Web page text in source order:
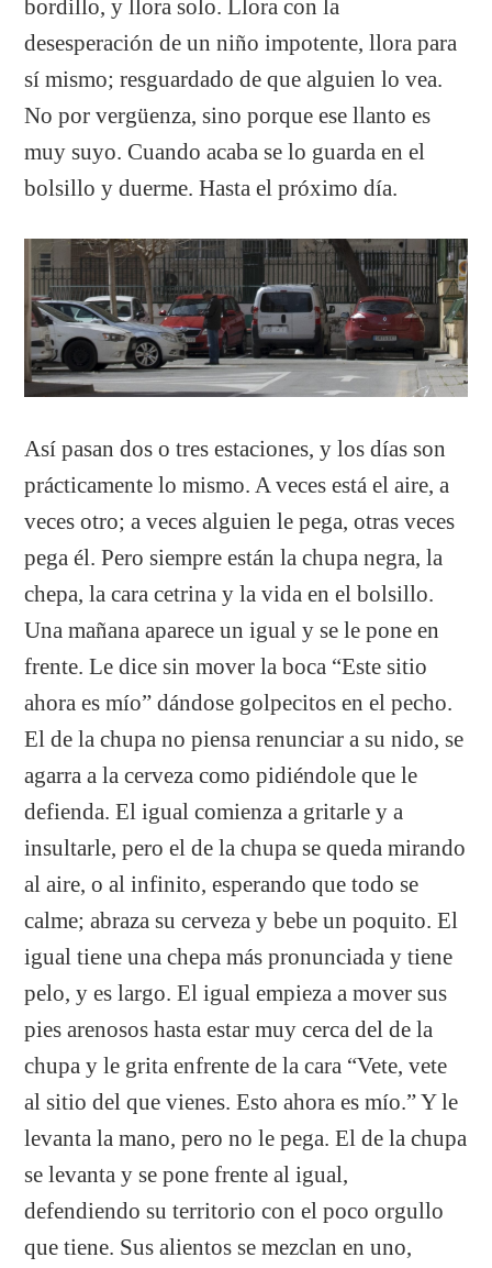
bordillo, y llora solo. Llora con la
desesperación de un niño impotente, llora para
sí mismo; resguardado de que alguien lo vea.
No por vergüenza, sino porque ese llanto es
muy suyo. Cuando acaba se lo guarda en el
bolsillo y duerme. Hasta el próximo día.
Así pasan dos o tres estaciones, y los días son
prácticamente lo mismo. A veces está el aire, a
veces otro; a veces alguien le pega, otras veces
pega él. Pero siempre están la chupa negra, la
chepa, la cara cetrina y la vida en el bolsillo.
Una mañana aparece un igual y se le pone en
frente. Le dice sin mover la boca “Este sitio
ahora es mío” dándose golpecitos en el pecho.
El de la chupa no piensa renunciar a su nido, se
agarra a la cerveza como pidiéndole que le
defienda. El igual comienza a gritarle y a
insultarle, pero el de la chupa se queda mirando
al aire, o al infinito, esperando que todo se
calme; abraza su cerveza y bebe un poquito. El
igual tiene una chepa más pronunciada y tiene
pelo, y es largo. El igual empieza a mover sus
pies arenosos hasta estar muy cerca del de la
chupa y le grita enfrente de la cara “Vete, vete
al sitio del que vienes. Esto ahora es mío.” Y le
levanta la mano, pero no le pega. El de la chupa
se levanta y se pone frente al igual,
defendiendo su territorio con el poco orgullo
que tiene. Sus alientos se mezclan en uno,